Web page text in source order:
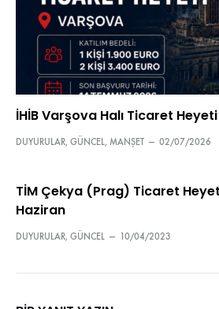
İHİB Varşova Halı Ticaret
DUYURULAR, GÜNCEL, MANŞET — 02/07/2026
TİM Çekya (Prag) Ticaret
Haziran
DUYURULAR, GÜNCEL — 10/04/2023